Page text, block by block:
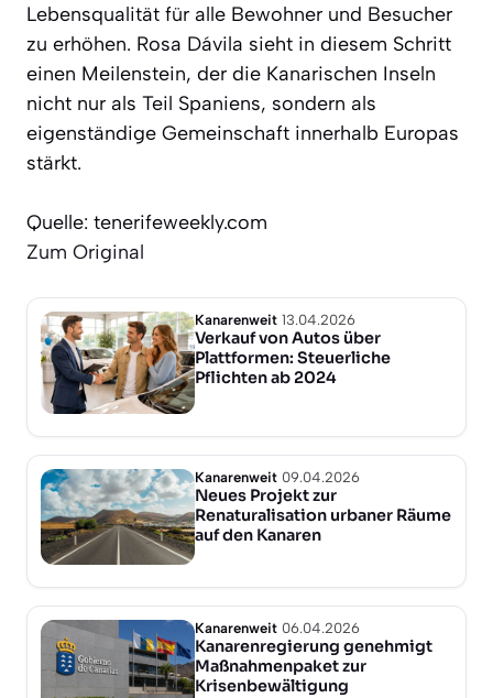
Lebensqualität für alle Bewohner und Besucher
zu erhöhen. Rosa Dávila sieht in diesem Schritt
einen Meilenstein, der die Kanarischen Inseln
nicht nur als Teil Spaniens, sondern als
eigenständige Gemeinschaft innerhalb Europas
stärkt.
Quelle: tenerifeweekly.com
Zum Original
Kanarenweit 13.04.2026
Verkauf von Autos über
Plattformen: Steuerliche
Pflichten ab 2024
Kanarenweit 09.04.2026
Neues Projekt zur
Renaturalisation urbaner Räume
auf den Kanaren
Kanarenweit 06.04.2026
Kanarenregierung genehmigt
Maßnahmenpaket zur
Krisenbewältigung